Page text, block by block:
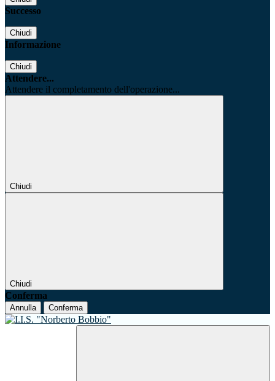
Successo
Chiudi
Informazione
Chiudi
Attendere...
Attendere il completamento dell'operazione...
Chiudi
Chiudi
Conferma
Annulla Conferma